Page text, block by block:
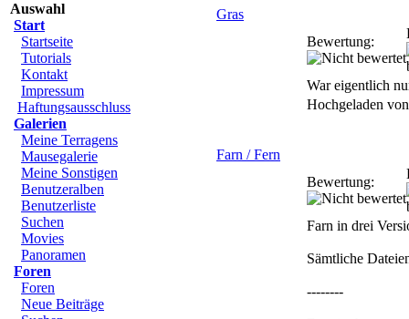
Auswahl
Start
Startseite
Tutorials
Kontakt
Impressum
Haftungsausschluss
Galerien
Meine Terragens
Mausegalerie
Meine Sonstigen
Benutzeralben
Benutzerliste
Suchen
Movies
Panoramen
Foren
Foren
Neue Beiträge
Gras
Bewertung:
War eigentlich
Hochgeladen
Farn / Fern
Bewertung:
Farn in drei
Sämtliche
--------